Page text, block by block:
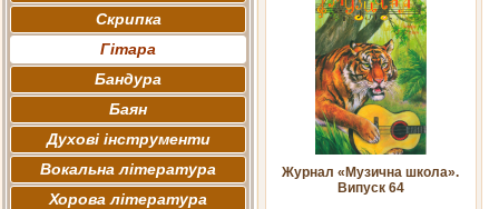
Скрипка
Гітара
Бандура
Баян
Духові інструменти
Вокальна література
Хорова література
Журнал «Музична школа».
Випуск 64